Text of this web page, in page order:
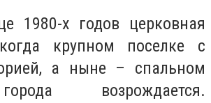
1980-х годов церковная
крупном поселке с
а ныне – спальном
возрождается.